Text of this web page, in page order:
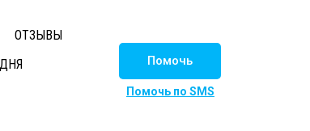
ОТЗЫВЫ
Помочь
Помочь по SMS